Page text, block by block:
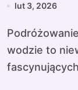
lut 3, 2026
Podróżowanie po miastach wzniesionych na
wodzie to